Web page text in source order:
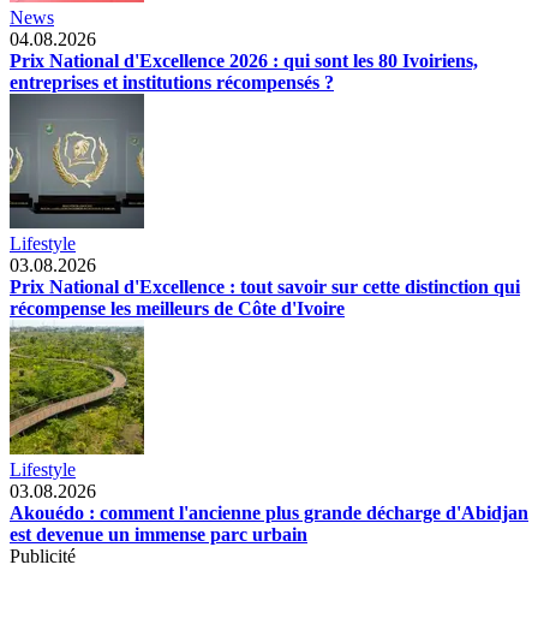
News
04.08.2026
Prix National d'Excellence 2026 : qui sont les 80 Ivoiriens,
entreprises et institutions récompensés ?
Lifestyle
03.08.2026
Prix National d'Excellence : tout savoir sur cette distinction qui
récompense les meilleurs de Côte d'Ivoire
Lifestyle
03.08.2026
Akouédo : comment l'ancienne plus grande décharge d'Abidjan
est devenue un immense parc urbain
Publicité